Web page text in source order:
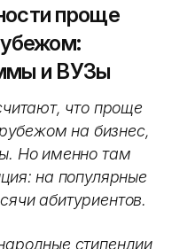
проще
и ВУЗы
что проще
на бизнес,
Но именно там
на популярные
абитуриентов.
стипендии